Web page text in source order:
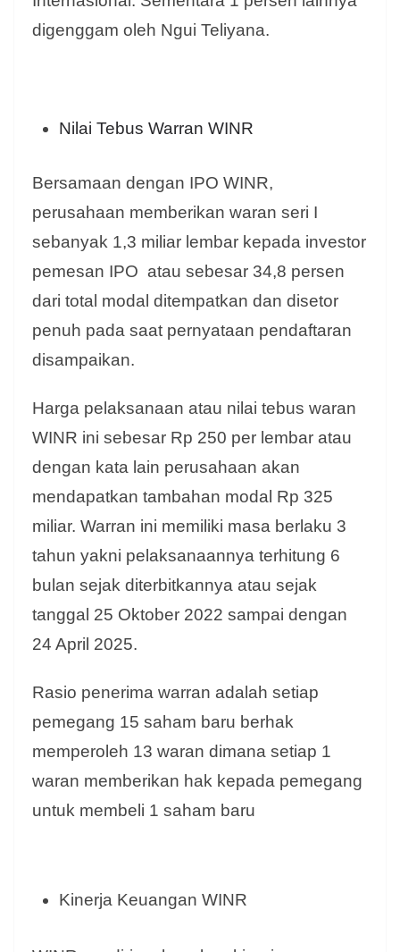
digenggam oleh Ngui Teliyana.
Nilai Tebus Warran WINR
Bersamaan dengan IPO WINR,
perusahaan memberikan waran seri I
sebanyak 1,3 miliar lembar kepada investor
pemesan IPO atau sebesar 34,8 persen
dari total modal ditempatkan dan disetor
penuh pada saat pernyataan pendaftaran
disampaikan.
Harga pelaksanaan atau nilai tebus waran
WINR ini sebesar Rp 250 per lembar atau
dengan kata lain perusahaan akan
mendapatkan tambahan modal Rp 325
miliar. Warran ini memiliki masa berlaku 3
tahun yakni pelaksanaannya terhitung 6
bulan sejak diterbitkannya atau sejak
tanggal 25 Oktober 2022 sampai dengan
24 April 2025.
Rasio penerima warran adalah setiap
pemegang 15 saham baru berhak
memperoleh 13 waran dimana setiap 1
waran memberikan hak kepada pemegang
untuk membeli 1 saham baru
Kinerja Keuangan WINR